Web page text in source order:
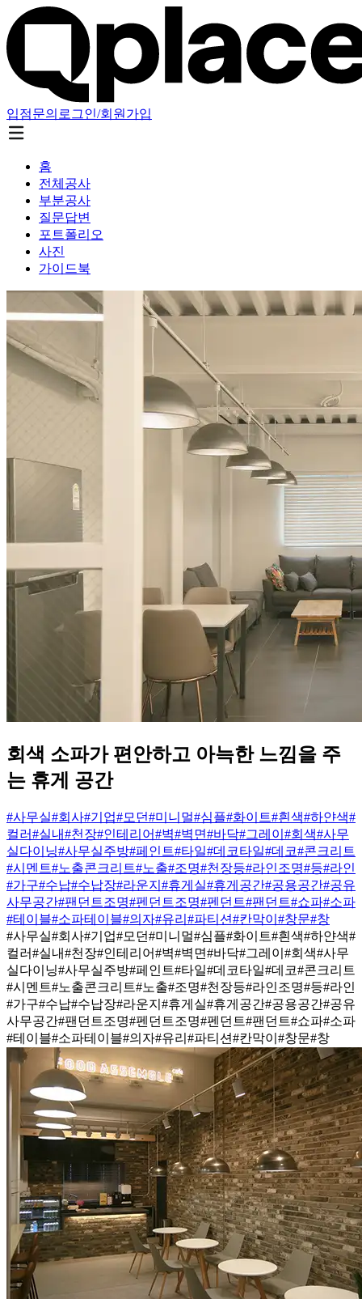
입점문의 로그인/회원가입
홈
전체공사
부분공사
질문답변
포트폴리오
사진
가이드북
회색 소파가 편안하고 아늑한 느낌을 주
는 휴게 공간
#사무실#회사#기업#모던#미니멀#심플#화이트#흰색#하얀색#
컬러#실내#천장#인테리어#벽#벽면#바닥#그레이 #회색#사무
실다이닝#사무실주방#페인트#타일#데코타일#데코#콘크리트
#시멘트#노출콘크리트#노출#조명#천장등#라인조명#등#라인
#가구#수납#수납장#라운지 #휴게실#휴게공간#공용공간#공유
사무공간#팬던트조명#펜던트조명#펜던트#팬던트#쇼파#소파
#테이블#소파테이블#의자#유리 #파티션#칸막이 #창문#창
#사무실#회사#기업#모던#미니멀#심플#화이트#흰색#하얀색#
컬러#실내#천장#인테리어#벽#벽면#바닥#그레이 #회색#사무
실다이닝#사무실주방#페인트#타일#데코타일#데코#콘크리트
#시멘트#노출콘크리트#노출#조명#천장등#라인조명#등#라인
#가구#수납#수납장#라운지 #휴게실#휴게공간#공용공간#공유
사무공간#팬던트조명#펜던트조명#펜던트#팬던트#쇼파#소파
#테이블#소파테이블#의자#유리 #파티션#칸막이 #창문#창